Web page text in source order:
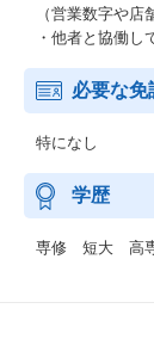
（営業数字や店
・他者と協働し
必要な免
特になし
学歴
専修 短大 高